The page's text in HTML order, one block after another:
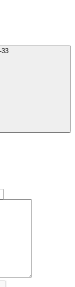
+7 (499) 600-59-33